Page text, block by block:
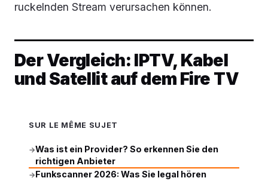
ruckelnden Stream verursachen können.
Der Vergleich: IPTV, Kabel
und Satellit auf dem Fire TV
SUR LE MÊME SUJET
→Was ist ein Provider? So erkennen Sie den
richtigen Anbieter
→Funkscanner 2026: Was Sie legal hören